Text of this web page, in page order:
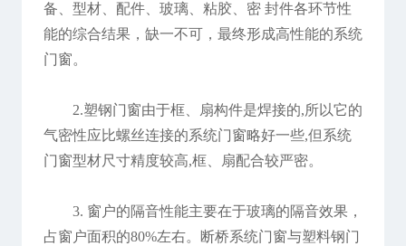
备、型材、配件、玻璃、粘胶、密 封件各环节性
能的综合结果，缺一不可，最终形成高性能的系统
门窗。
2.塑钢门窗由于框、扇构件是焊接的,所以它的
气密性应比螺丝连接的系统门窗略好一些,但系统
门窗型材尺寸精度较高,框、扇配合较严密。
3. 窗户的隔音性能主要在于玻璃的隔音效果，
占窗户面积的80%左右。断桥系统门窗与塑料钢门